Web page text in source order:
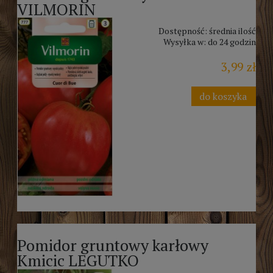
VILMORIN
Dostępność: średnia ilość
Wysyłka w: do 24 godzin
3,99 zł
do koszyka
Pomidor gruntowy karłowy
Kmicic LEGUTKO